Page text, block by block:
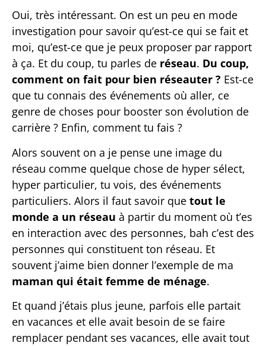
Oui, très intéressant. On est un peu en mode
investigation pour savoir qu’est-ce qui se fait et
moi, qu’est-ce que je peux proposer par rapport
à ça. Et du coup, tu parles de réseau. Du coup,
comment on fait pour bien réseauter ? Est-ce
que tu connais des événements où aller, ce
genre de choses pour booster son évolution de
carrière ? Enfin, comment tu fais ?
Alors souvent on a je pense une image du
réseau comme quelque chose de hyper sélect,
hyper particulier, tu vois, des événements
particuliers. Alors il faut savoir que tout le
monde a un réseau à partir du moment où t’es
en interaction avec des personnes, bah c’est des
personnes qui constituent ton réseau. Et
souvent j’aime bien donner l’exemple de ma
maman qui était femme de ménage.
Et quand j’étais plus jeune, parfois elle partait
en vacances et elle avait besoin de se faire
remplacer pendant ses vacances, elle avait tout